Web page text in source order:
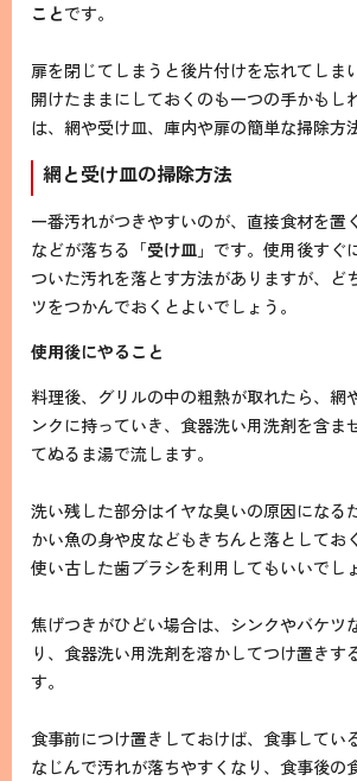
ことです。
扉を閉じてしまうと後片付けを忘れてしま
開けたままにしておくのも一つの手かもし
は、網や受け皿、庫内や扉の簡単な掃除方
網と受け皿の掃除方法
一番汚れがつきやすいのが、直接食材を置
などが落ちる「受け皿 」です。使用後すぐ
ついた汚れを落とす方法がありますが、ど
ツをつかんでおくとよいでしょう。
使用後にやること
料理後、グリルの中の粗熱が取れたら、網
ンクに持っていき、食器洗い用洗剤を含ま
てぬるま湯で流します。
洗い残した部分はイヤな臭いの原因になる
かい魚の身や皮などもきちんと落としてお
使い古した歯ブラシを利用してもいいでし
焦げつきがひどい場合は、シンクやバケツ
り、食器洗い用洗剤を溶かしてつけ置きす
す。
食事前につけ置きしておけば、食事してい
なじんで汚れが落ちやすくなり、食事後の